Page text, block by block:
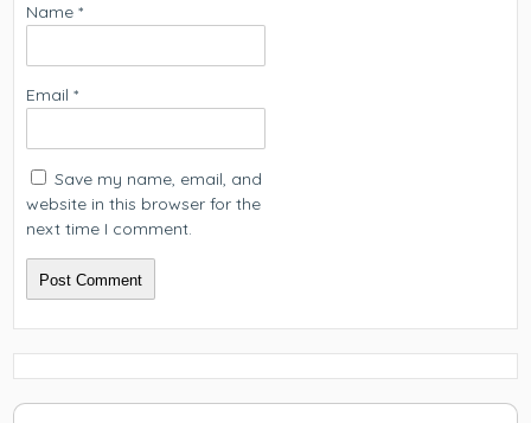
Name*
Email*
Save my name, email, and
website in this browser for the
next time I comment.